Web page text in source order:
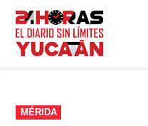
Saltar
contenido
PUBLICADO
EN
MÉRIDA